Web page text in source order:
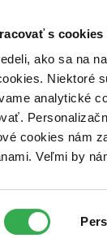
s
ako sa na
Niektoré
analytické
cookies nám
Veľmi by
Kontakt